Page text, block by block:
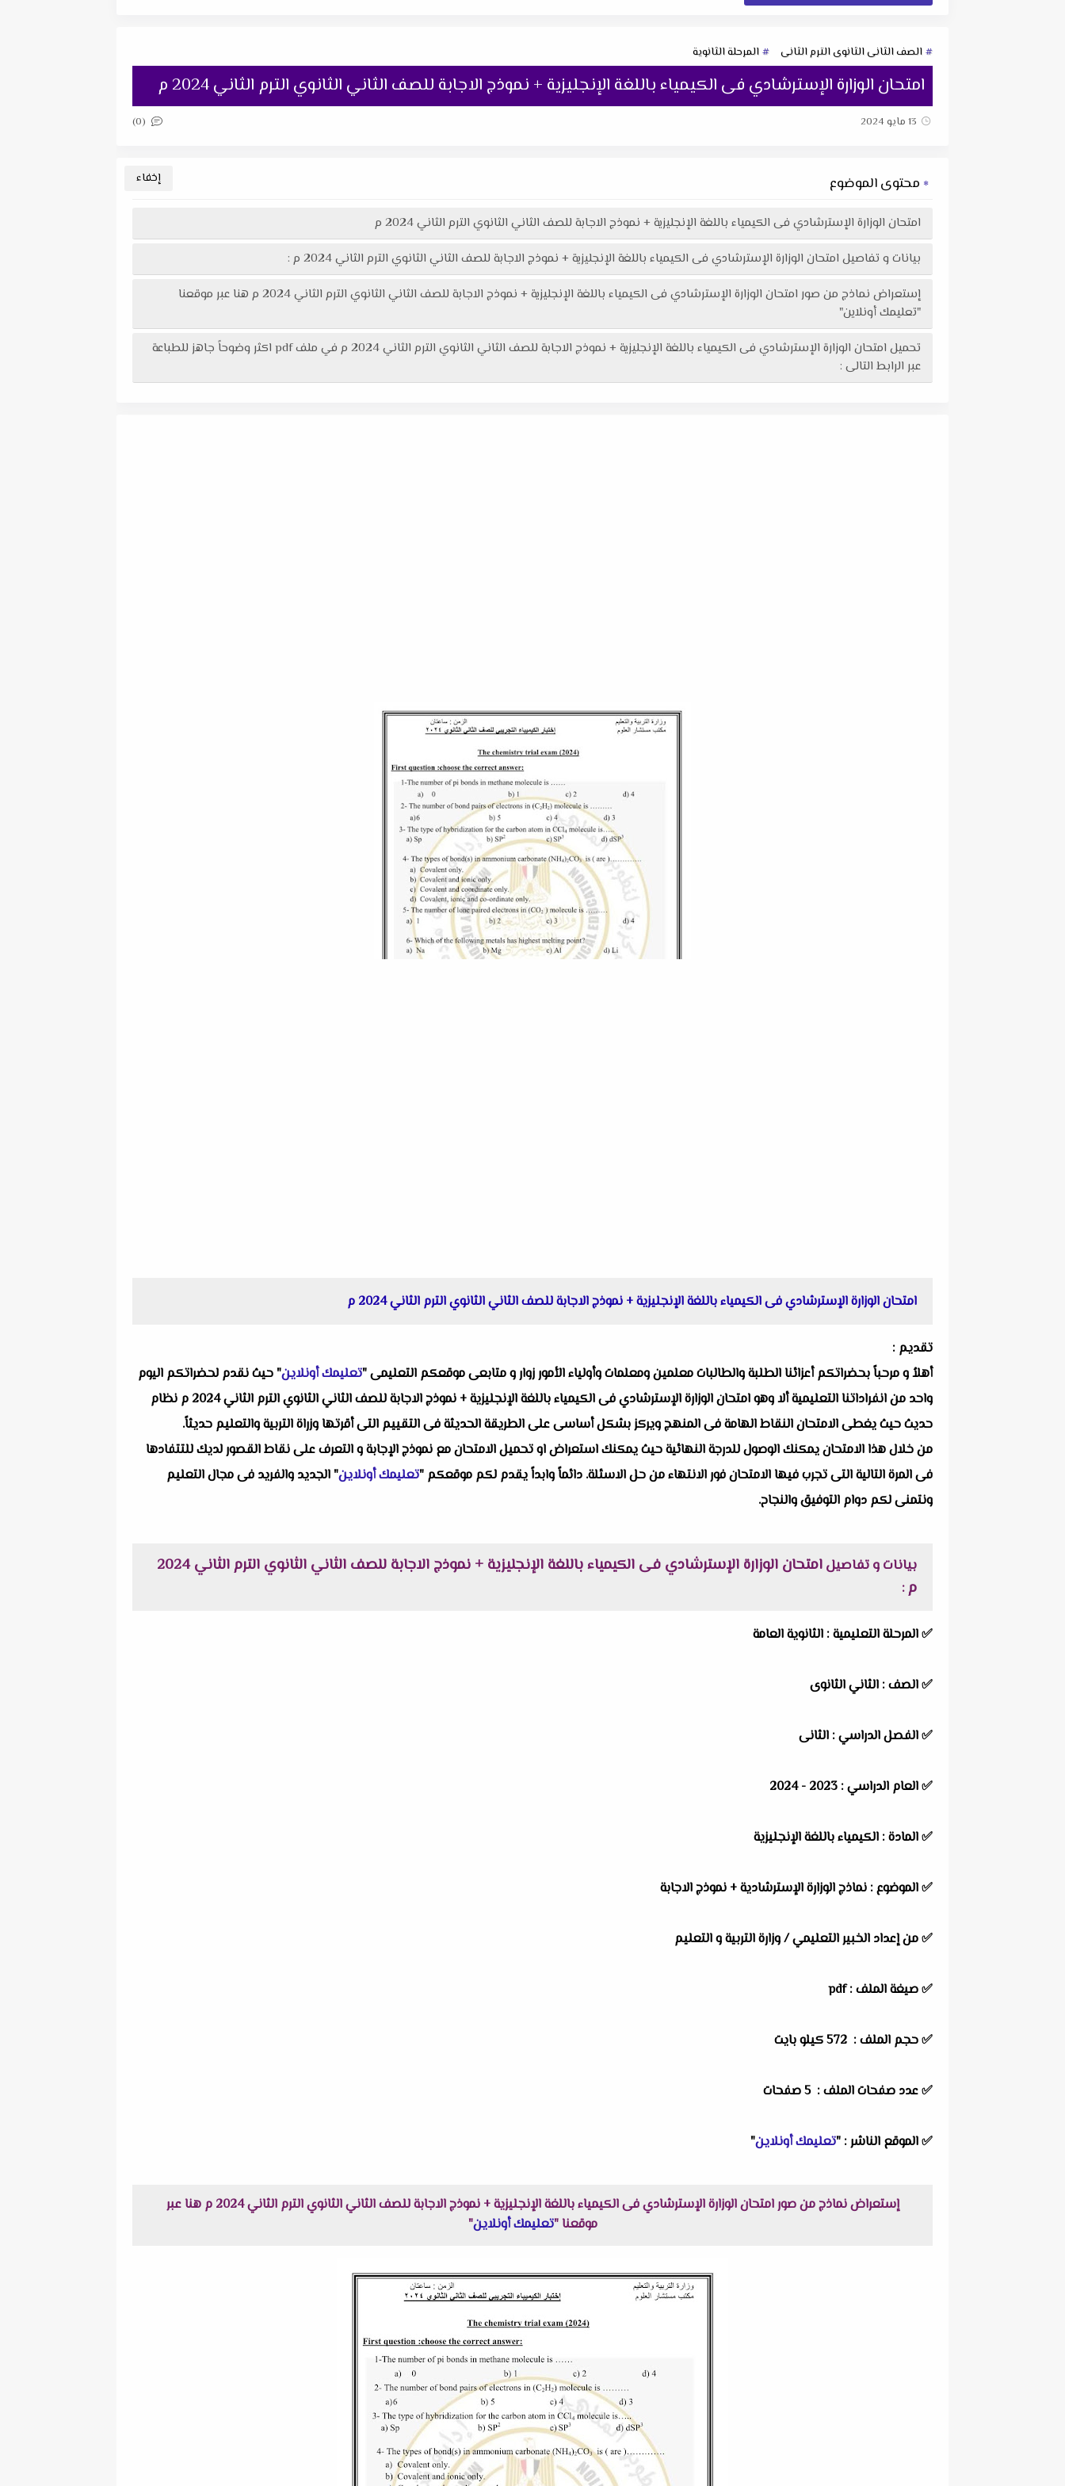
الصف الثانى الثانوى الترم الثانى المرحلة الثانوية
امتحان الوزارة الإسترشادي فى الكيمياء باللغة الإنجليزية + نموذج الاجابة للصف الثاني الثانوي الترم الثاني 2024 م
13 مايو 2024 (0)
محتوى الموضوع
امتحان الوزارة الإسترشادي فى الكيمياء باللغة الإنجليزية + نموذج الاجابة للصف الثاني الثانوي الترم الثاني 2024 م
بيانات و تفاصيل امتحان الوزارة الإسترشادي فى الكيمياء باللغة الإنجليزية + نموذج الاجابة للصف الثاني الثانوي الترم الثاني 2024 م :
إستعراض نماذج من صور امتحان الوزارة الإسترشادي فى الكيمياء باللغة الإنجليزية + نموذج الاجابة للصف الثاني الثانوي الترم الثاني 2024 م هنا عبر موقعنا
"تعليمك أونلاين"
تحميل امتحان الوزارة الإسترشادي فى الكيمياء باللغة الإنجليزية + نموذج الاجابة للصف الثاني الثانوي الترم الثاني 2024 م في ملف pdf اكثر وضوحاً جاهز للطباعة
عبر الرابط التالى :
امتحان الوزارة الإسترشادي فى الكيمياء باللغة الإنجليزية + نموذج الاجابة للصف الثاني الثانوي الترم الثاني 2024 م
تقديم :
أهلاُ و مرحباً بحضراتكم أعزائنا الطلبة والطالبات معلمين ومعلمات وأولياء الأمور زوار و متابعى موقعكم التعليمى "تعليمك أونلاين" حيث نقدم لحضراتكم اليوم
واحد من انفراداتنا التعليمية ألا وهو امتحان الوزارة الإسترشادي فى الكيمياء باللغة الإنجليزية + نموذج الاجابة للصف الثاني الثانوي الترم الثاني 2024 م نظام
حديث حيث يغطى الامتحان النقاط الهامة فى المنهج ويركز بشكل أساسى على الطريقة الحديثة فى التقييم التى أقرتها وزراة التربية والتعليم حديثاً.
من خلال هذا الامتحان يمكنك الوصول للدرجة النهائية حيث يمكنك استعراض او تحميل الامتحان مع نموذج الإجابة و التعرف على نقاط القصور لديك للتتفادها
فى المرة التالية التى تجرب فيها الامتحان فور الانتهاء من حل الاسئلة. دائماً وابداً يقدم لكم موقعكم "تعليمك أونلاين" الجديد والفريد فى مجال التعليم
ونتمنى لكم دوام التوفيق والنجاح.
بيانات و تفاصيل
امتحان الوزارة الإسترشادي فى الكيمياء باللغة الإنجليزية + نموذج الاجابة للصف الثاني الثانوي الترم الثاني 2024
م:
✅المرحلة التعليمية : الثانوية العامة
✅الصف : الثاني الثانوى
✅الفصل الدراسي : الثانى
✅العام الدراسي :
✅المادة : الكيمياء باللغة الإنجليزية
✅الموضوع : نماذج الوزارة الإسترشادية + نموذج الاجابة
✅من إعداد الخبير التعليمي / وزارة التربية و التعليم
✅ صيغة الملف : pdf
✅ حجم الملف : 572 كيلو بايت
✅ عدد صفحات الملف : 5 صفحات
✅الموقع الناشر : "تعليمك أونلاين"
إستعراض نماذج من صور امتحان الوزارة الإسترشادي فى الكيمياء باللغة الإنجليزية + نموذج الاجابة للصف الثاني الثانوي الترم الثاني 2024 م هنا عبر
موقعنا "تعليمك أونلاين"